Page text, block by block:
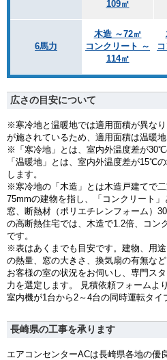
109㎡
6馬力
木造 ～72㎡
コンクリート ～
114㎡
広さの目安について
※寒冷地と温暖地では適用面積が異な
が施されているため、適用面積は温暖地
※「寒冷地」とは、室内外温度差が30℃
「温暖地」とは、室内外温度差が15℃
します。
※寒冷地の「木造」とは木造戸建てで二
75mmの建物を指し、「コンクリート
窓、断熱材（ポリエチレンフォーム）
の高断熱住宅では、木造で1.2倍、コン
です。
※表はあくまでも目安です。建物、用
の熱量、窓の大きさ、換気扇の有無など
お客様の室の状況をお伺いし、専門ス
力を選定します。 見積依頼フォームよ
室内機が1台から2～4台の同時運転タイ
長崎県の工事を承ります
エアコンセンターACは長崎県各地の優